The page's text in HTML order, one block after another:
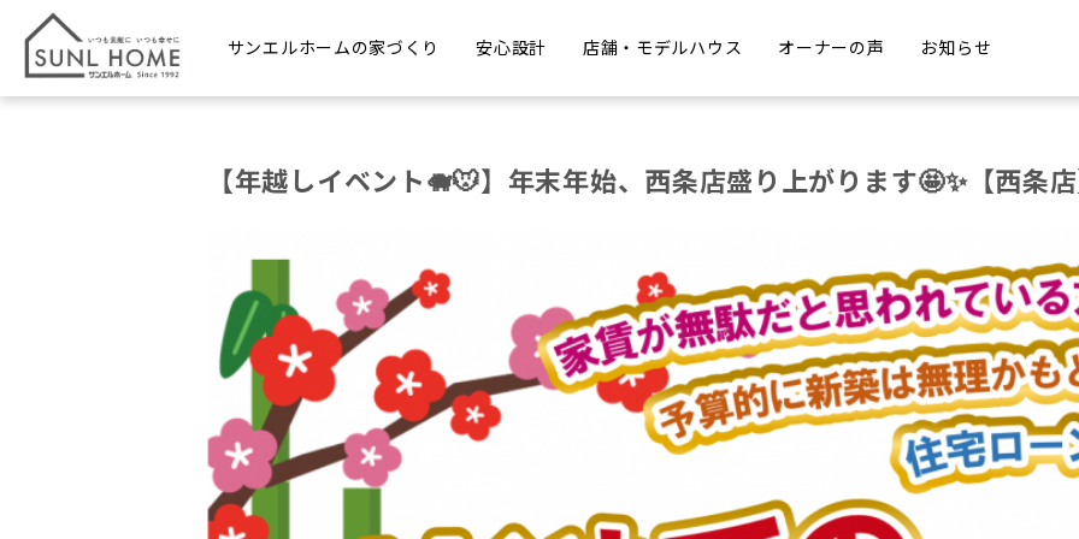
サンエルホームの家づくり 安心設計 店舗・モデルハウス オーナーの声 お知らせ
【年越しイベント🐗🐭】年末年始、西条店盛り上がります🤩✨【西条